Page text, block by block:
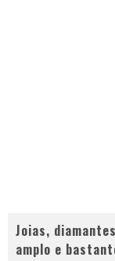
Joias,
amplo e